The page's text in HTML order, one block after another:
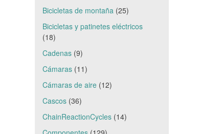
Bicicletas de montaña(25)
Bicicletas y patinetes eléctricos
(18)
Cadenas(9)
Cámaras(11)
Cámaras de aire(12)
Cascos(36)
ChainReactionCycles(14)